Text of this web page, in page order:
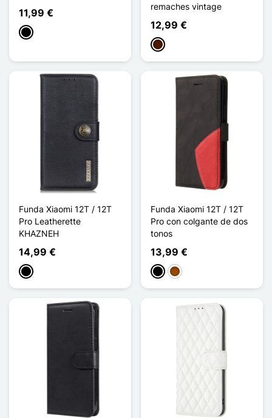
11,99 €
Negro
remaches vintage
12,99 €
Marrón oscuro
Funda Xiaomi 12T / 12T
Pro Leatherette
KHAZNEH
14,99 €
Negro
Funda Xiaomi 12T / 12T
Pro con colgante de dos
tonos
13,99 €
NegroMarrón